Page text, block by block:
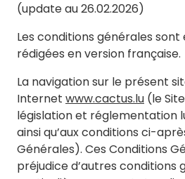
(update au 26.02.2026)
Les conditions générales
rédigées en version française.
La navigation sur le présent
Internet www.cactus.lu (le
législation et réglementation
ainsi qu’aux conditions ci-
Générales). Ces Conditions
préjudice d’autres conditions